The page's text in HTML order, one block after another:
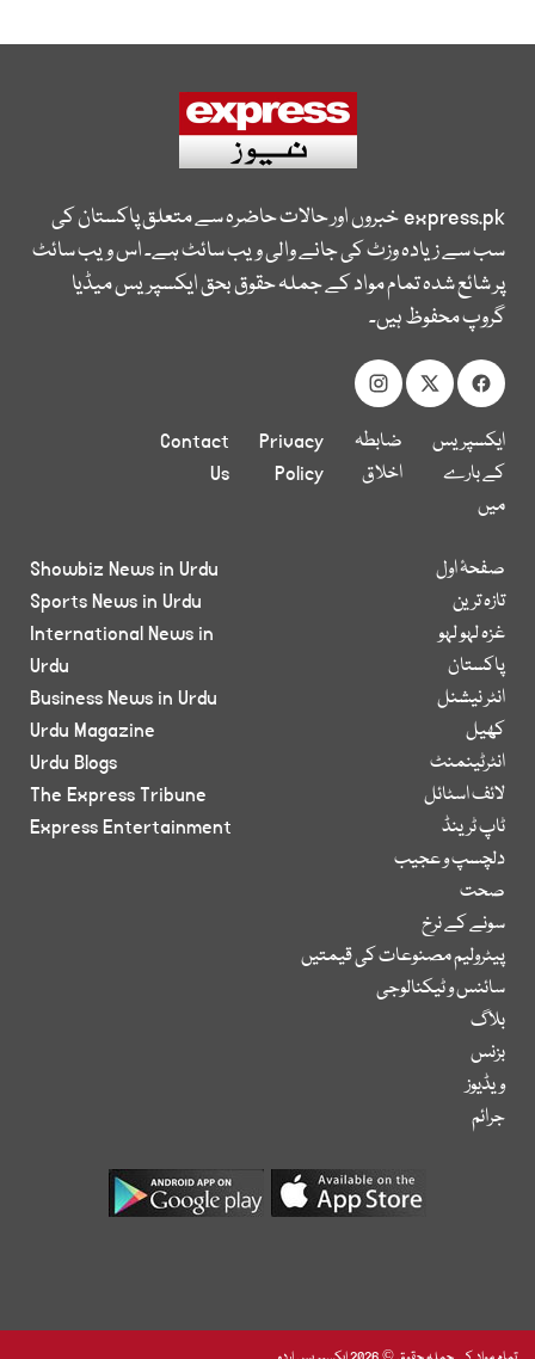
express.pkخبروں اور حالات حاضرہ سے متعلق پاکستان کی
سب سے زیادہ وزٹ کی جانے والی ویب سائٹ ہے۔ اس ویب سائٹ
پر شائع شدہ تمام مواد کے جملہ حقوق بحق ایکسپریس میڈیا
گروپ محفوظ ہیں۔
ایکسپریس
کے بارے
میں
ضابطہ
اخلاق
Privacy
Policy
Contact
Us
صفحۂ اول
تازہ ترین
غزہ لہو لہو
پاکستان
انٹر نیشنل
کھیل
انٹرٹینمنٹ
لائف اسٹائل
ٹاپ ٹرینڈ
دلچسپ و عجیب
صحت
سونے کے نرخ
پیٹرولیم مصنوعات کی قیمتیں
سائنس و ٹیکنالوجی
بلاگ
بزنس
ویڈیوز
جرائم
Showbiz News in Urdu
Sports News in Urdu
International News in
Urdu
Business News in Urdu
Urdu Magazine
Urdu Blogs
The Express Tribune
Express Entertainment